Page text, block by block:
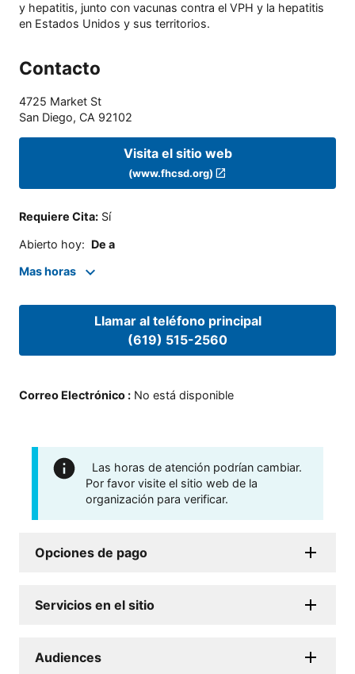
y hepatitis, junto con vacunas contra el VPH y la hepatitis
en Estados Unidos y sus territorios.
Contacto
4725 Market St
San Diego, CA 92102
Visita el sitio web
(www.fhcsd.org)
Requiere Cita: Sí
Abierto hoy: De a
Mas horas
Llamar al teléfono principal
(619) 515-2560
Correo Electrónico : No está disponible
Las horas de atención podrían cambiar.
Por favor visite el sitio web de la
organización para verificar.
Opciones de pago
Servicios en el sitio
Audiences